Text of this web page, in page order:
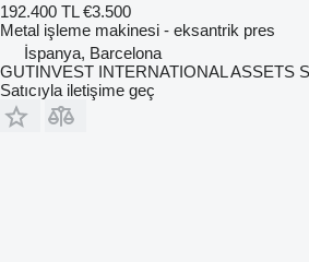
192.400 TL €3.500
Metal işleme makinesi - eksantrik pres
İspanya, Barcelona
GUTINVEST INTERNATIONAL ASSETS
Satıcıyla iletişime geç